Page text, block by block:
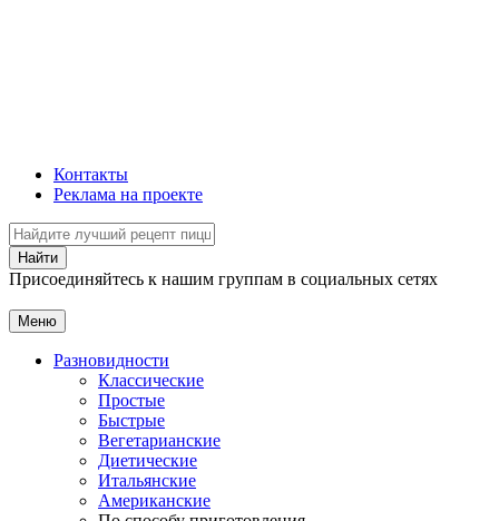
Контакты
Реклама на проекте
Присоединяйтесь к нашим группам в социальных сетях
Меню
Разновидности
Классические
Простые
Быстрые
Вегетарианские
Диетические
Итальянские
Американские